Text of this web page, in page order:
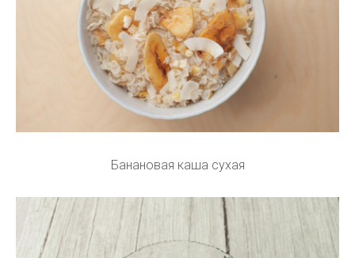
Банановая каша сухая